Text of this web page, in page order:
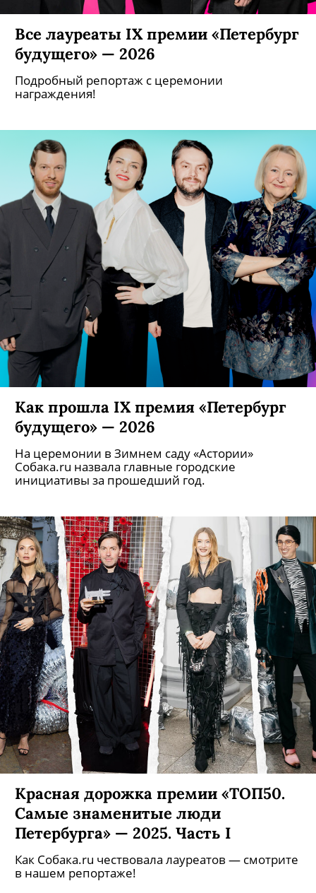
Все лауреаты IX премии «Петербург
будущего» — 2026
Подробный репортаж с церемонии
награждения!
Как прошла IX премия «Петербург
будущего» — 2026
На церемонии в Зимнем саду «Астории»
Собака.ru назвала главные городские
инициативы за прошедший год.
Красная дорожка премии «ТОП50.
Самые знаменитые люди
Петербурга» — 2025. Часть I
Как Собака.ru чествовала лауреатов — смотрите
в нашем репортаже!